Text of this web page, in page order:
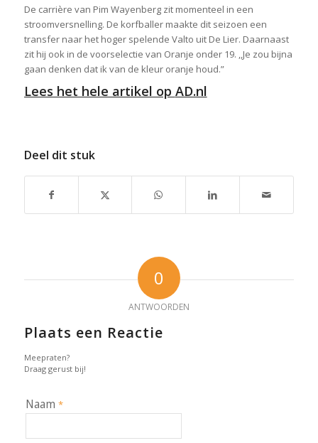
De carrière van Pim Wayenberg zit momenteel in een
stroomversnelling. De korfballer maakte dit seizoen een
transfer naar het hoger spelende Valto uit De Lier. Daarnaast
zit hij ook in de voorselectie van Oranje onder 19. ,,Je zou bijna
gaan denken dat ik van de kleur oranje houd.”
Lees het hele artikel op AD.nl
Deel dit stuk
0
ANTWOORDEN
Plaats een Reactie
Meepraten?
Draag gerust bij!
Naam *